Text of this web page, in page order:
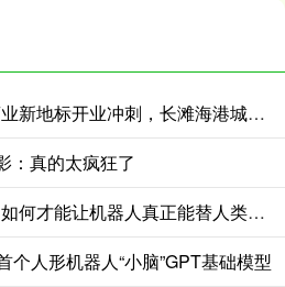
国鸣投资 上海宝山滨江商业新地标开业冲刺，长滩海港城今年底试营业
：真的太疯狂了
开源优配 南华早报周昕：如何才能让机器人真正能替人类工作？
个人形机器人“小脑”GPT基础模型